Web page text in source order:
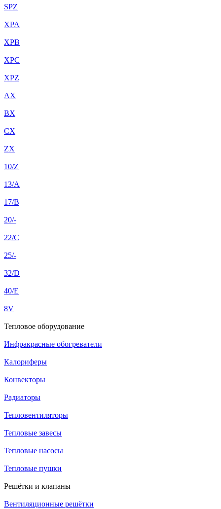
SPZ
XPA
XPB
XPC
XPZ
AX
BX
CX
ZX
10/Z
13/A
17/B
20/-
22/C
25/-
32/D
40/E
8V
Тепловое оборудование
Инфракрасные обогреватели
Калориферы
Конвекторы
Радиаторы
Тепловентиляторы
Тепловые завесы
Тепловые насосы
Тепловые пушки
Решётки и клапаны
Вентиляционные решётки